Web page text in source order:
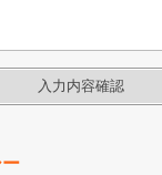
入力内容確認